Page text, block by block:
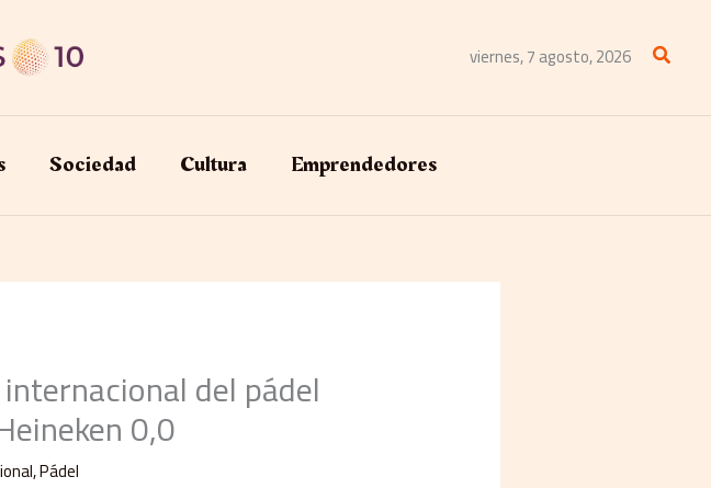
viernes, 7 agosto, 2026 Buscar
Sociedad Cultura Emprendedores
del pádel
0,0
,Pádel